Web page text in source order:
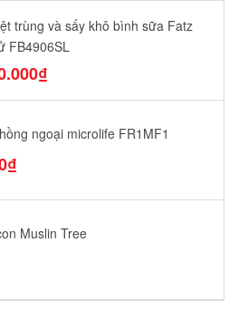
trùng và sấy khô bình sữa Fatz
FB4906SL
ngoại microlife FR1MF1
Muslin Tree